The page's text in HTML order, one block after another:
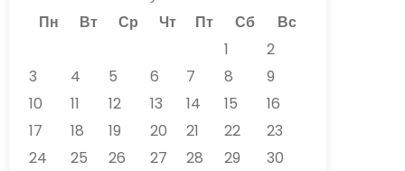
Пн
Вт Ср Чт Пт Сб
Вс
1
2
3
4 5 6 7 8
9
10
11 12 13 14 15
16
17
18 19 20 21 22
23
24
25 26 27 28 29
30